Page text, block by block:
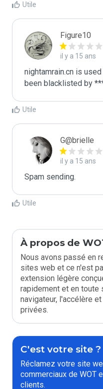
Utile
Figure10
il y a 15 ans
nightamrain.cn is
been blacklisted by
Utile
G@brielle
il y a 15 ans
Spam sending.
Utile
À propos de
Nous avons passé en
sites web et ce n'est
extension légère
rapidement et en toute
navigateur, l'accélère
privées.
C'est votre site ?
Réclamez votre site
commerciaux de WOT
clients.